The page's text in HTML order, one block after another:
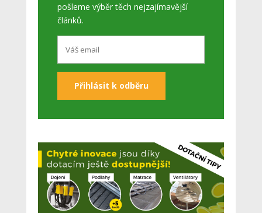
pošleme výběr těch nejzajímavější
článků.